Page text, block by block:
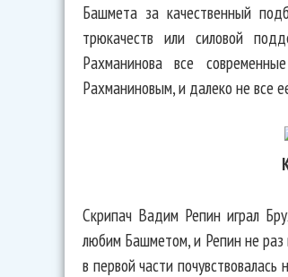
Башмета за качественный
трюкачеств или силовой
Рахманинова все
Рахманиновым, и далеко не все
Скрипач Вадим Репин играл
любим Башметом, и Репин не раз
в первой части